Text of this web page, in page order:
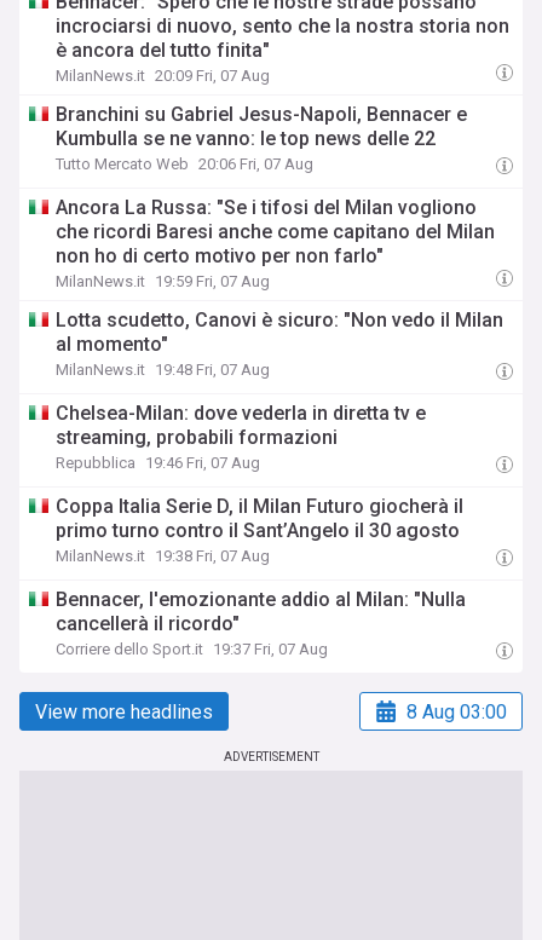
incrociarsi di nuovo, sento che la nostra storia non
è ancora del tutto finita"
MilanNews.it 20:09 Fri, 07 Aug
Branchini su Gabriel Jesus-Napoli, Bennacer e
Kumbulla se ne vanno: le top news delle 22
Tutto Mercato Web 20:06 Fri, 07 Aug
Ancora La Russa: "Se i tifosi del Milan vogliono
che ricordi Baresi anche come capitano del Milan
non ho di certo motivo per non farlo"
MilanNews.it 19:59 Fri, 07 Aug
Lotta scudetto, Canovi è sicuro: "Non vedo il Milan
al momento"
MilanNews.it 19:48 Fri, 07 Aug
Chelsea-Milan: dove vederla in diretta tv e
streaming, probabili formazioni
Repubblica 19:46 Fri, 07 Aug
Coppa Italia Serie D, il Milan Futuro giocherà il
primo turno contro il Sant’Angelo il 30 agosto
MilanNews.it 19:38 Fri, 07 Aug
Bennacer, l'emozionante addio al Milan: "Nulla
cancellerà il ricordo"
Corriere dello Sport.it 19:37 Fri, 07 Aug
View more headlines 8 Aug 03:00
ADVERTISEMENT